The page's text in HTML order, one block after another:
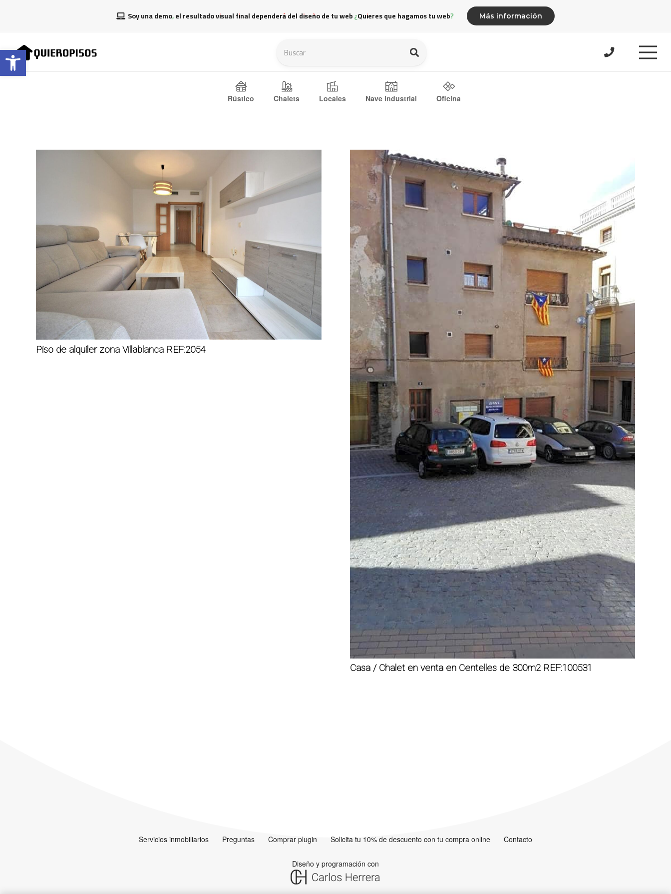
Abrir barra de herramientas
Soy una demo, el resultado visual final dependerá del diseño de tu web ¿Quieres que hagamos tu web? Más información
Rústico Chalets Locales Nave industrial Oficina
Piso de alquiler zona Villablanca REF:2054
Casa / Chalet en venta en Centelles de 300m2 REF:100531
Servicios inmobiliarios Preguntas Comprar plugin Solicita tu 10% de descuento con tu compra online Contacto
Diseño y programación con